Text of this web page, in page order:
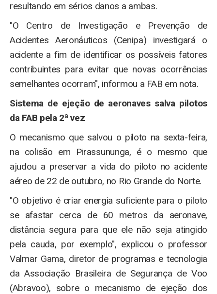
resultando em sérios danos a ambas.
"O Centro de Investigação e Prevenção de
Acidentes Aeronáuticos (Cenipa) investigará o
acidente a fim de identificar os possíveis fatores
contribuintes para evitar que novas ocorrências
semelhantes ocorram", informou a FAB em nota.
Sistema de ejeção de aeronaves salva pilotos
da FAB pela 2ª vez
O mecanismo que salvou o piloto na sexta-feira,
na colisão em Pirassununga, é o mesmo que
ajudou a preservar a vida do piloto no acidente
aéreo de 22 de outubro, no Rio Grande do Norte.
"O objetivo é criar energia suficiente para o piloto
se afastar cerca de 60 metros da aeronave,
distância segura para que ele não seja atingido
pela cauda, por exemplo", explicou o professor
Valmar Gama, diretor de programas e tecnologia
da Associação Brasileira de Segurança de Voo
(Abravoo), sobre o mecanismo de ejeção dos